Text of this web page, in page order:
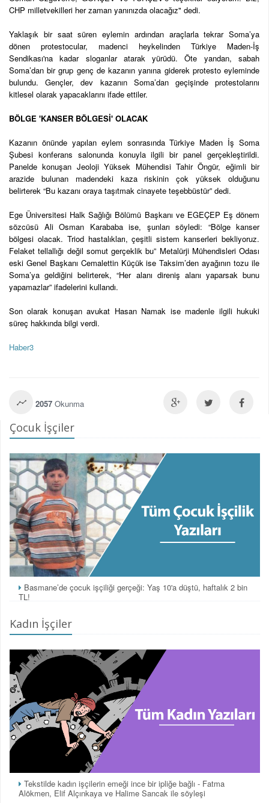
CHP milletvekilleri her zaman yanınızda olacağız" dedi.
Yaklaşık bir saat süren eylemin ardından araçlarla tekrar Soma’ya
dönen protestocular, madenci heykelinden Türkiye Maden-İş
Sendikası'na kadar sloganlar atarak yürüdü. Öte yandan, sabah
Soma’dan bir grup genç de kazanın yanına giderek protesto eyleminde
bulundu. Gençler, dev kazanın Soma’dan geçişinde protestolarını
kitlesel olarak yapacaklarını ifade ettiler.
BÖLGE 'KANSER BÖLGESİ' OLACAK
Kazanın önünde yapılan eylem sonrasında Türkiye Maden İş Soma
Şubesi konferans salonunda konuyla ilgili bir panel gerçekleştirildi.
Panelde konuşan Jeoloji Yüksek Mühendisi Tahir Öngür, eğimli bir
arazide bulunan madendeki kaza riskinin çok yüksek olduğunu
belirterek “Bu kazanı oraya taşıtmak cinayete teşebbüstür” dedi.
Ege Üniversitesi Halk Sağlığı Bölümü Başkanı ve EGEÇEP Eş dönem
sözcüsü Ali Osman Karababa ise, şunları söyledi: “Bölge kanser
bölgesi olacak. Triod hastalıkları, çeşitli sistem kanserleri bekliyoruz.
Felaket tellallığı değil somut gerçeklik bu” Metalürji Mühendisleri Odası
eski Genel Başkanı Cemalettin Küçük ise Taksim’den ayağının tozu ile
Soma’ya geldiğini belirterek, “Her alanı direniş alanı yaparsak bunu
yapamazlar” ifadelerini kullandı.
Son olarak konuşan avukat Hasan Namak ise madenle ilgili hukuki
süreç hakkında bilgi verdi.
Haber3
2057 Okunma
Çocuk İşçiler
Basmane’de çocuk işçiliği gerçeği: Yaş 10'a düştü, haftalık 2 bin
TL!
Kadın İşçiler
Tekstilde kadın işçilerin emeği ince bir ipliğe bağlı - Fatma
Alökmen, Elif Alçınkaya ve Halime Sancak ile söyleşi